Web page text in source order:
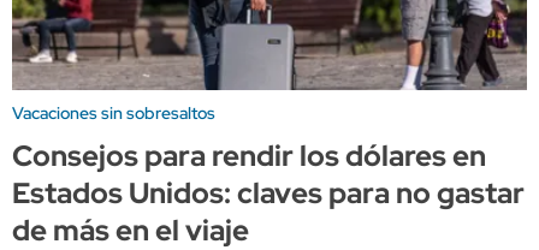
Vacaciones sin sobresaltos
Consejos para rendir los dólares en
Estados Unidos: claves para no gastar
de más en el viaje